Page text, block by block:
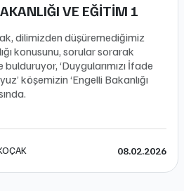
VE EĞİTİM 1
dilimizden düşüremediğimiz
konusunu, sorular sorarak
bulduruyor, ‘Duygularımızı İfade
köşemizin ‘Engelli Bakanlığı
08.02.2026